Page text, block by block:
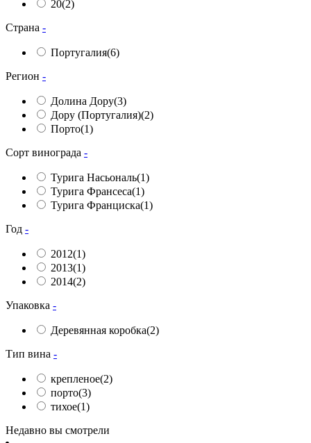
20(2)
Страна -
Португалия(6)
Регион -
Долина Дору(3)
Дору (Португалия)(2)
Порто(1)
Сорт винограда -
Турига Насьональ(1)
Турига Франсеса(1)
Турига Франциска(1)
Год -
2012(1)
2013(1)
2014(2)
Упаковка -
Деревянная коробка(2)
Тип вина -
крепленое(2)
порто(3)
тихое(1)
Недавно вы смотрели